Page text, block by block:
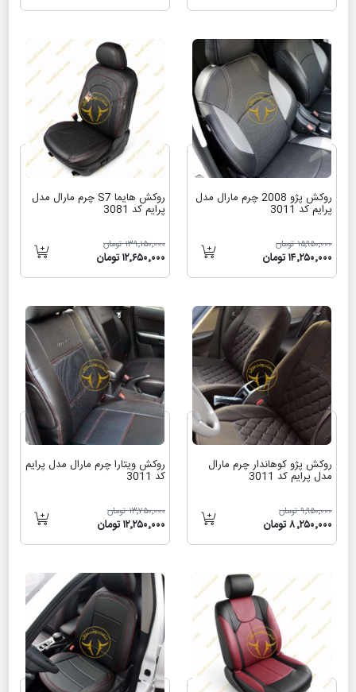
روکش پژو 2008 چرم مارال مدل
پرایم کد 3011
۱۵٬۹۵۰٬۰۰۰ تومان
۱۴٬۲۵۰٬۰۰۰ تومان
روکش هایما S7 چرم مارال مدل
پرایم کد 3081
۱۳۹٬۱۵۰٬۰۰۰ تومان
۱۲٬۶۵۰٬۰۰۰ تومان
روکش پژو کوهاندار چرم مارال
مدل پرایم کد 3011
۹٬۹۵۰٬۰۰۰ تومان
۸٬۲۵۰٬۰۰۰ تومان
روکش ویتارا چرم مارال مدل پرایم
کد 3011
۱۳٬۷۵۰٬۰۰۰ تومان
۱۲٬۲۵۰٬۰۰۰ تومان